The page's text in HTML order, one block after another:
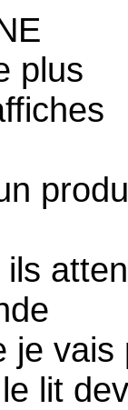
plus
je
lit